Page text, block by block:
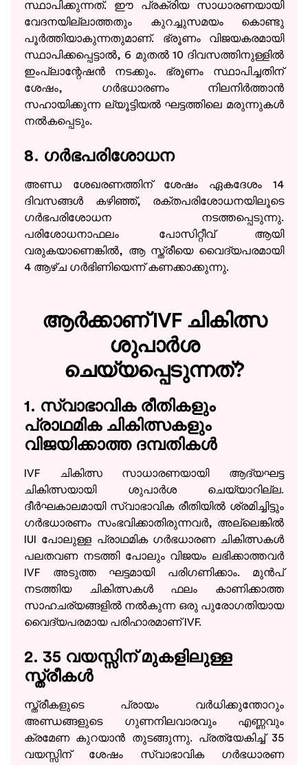
സ്ഥാപിക്കുന്നത്. ഈ പ്രക്രിയ സാധാരണയായി
വേദനയില്ലാത്തതും കുറച്ചുസമയം കൊണ്ടു
പൂർത്തിയാകുന്നതുമാണ്. ഭ്രൂണം വിജയകരമായി
സ്ഥാപിക്കപ്പെട്ടാൽ, 6 മുതൽ 10 ദിവസത്തിനുള്ളിൽ
ഇംപ്ലാന്റേഷൻ നടക്കും. ഭ്രൂണം സ്ഥാപിച്ചതിന്
ശേഷം, ഗർഭധാരണം നിലനിർത്താൻ
സഹായിക്കുന്ന ല്യൂട്ടിയൽ ഘട്ടത്തിലെ മരുന്നുകൾ
നൽകപ്പെടും.
8. ഗർഭപരിശോധന
അണ്ഡ ശേഖരണത്തിന് ശേഷം ഏകദേശം 14
ദിവസങ്ങൾ കഴിഞ്ഞ്, രക്തപരിശോധനയിലൂടെ
ഗർഭപരിശോധന നടത്തപ്പെടുന്നു.
പരിശോധനാഫലം പോസിറ്റീവ് ആയി
വരുകയാണെങ്കിൽ, ആ സ്ത്രീയെ വൈദ്യപരമായി
4 ആഴ്ച ഗർഭിണിയെന്ന് കണക്കാക്കുന്നു.
ആർക്കാണ് IVF ചികിത്സ
ശുപാർശ
ചെയ്യപ്പെടുന്നത്?
1. സ്വാഭാവിക രീതികളും
പ്രാഥമിക ചികിത്സകളും
വിജയിക്കാത്ത ദമ്പതികൾ
IVF ചികിത്സ സാധാരണയായി ആദ്യഘട്ട
ചികിത്സയായി ശുപാർശ ചെയ്യാറില്ല.
ദീർഘകാലമായി സ്വാഭാവിക രീതിയിൽ ശ്രമിച്ചിട്ടും
ഗർഭധാരണം സംഭവിക്കാതിരുന്നവർ, അല്ലെങ്കിൽ
IUI പോലുള്ള പ്രാഥമിക ഗർഭധാരണ ചികിത്സകൾ
പലതവണ നടത്തി പോലും വിജയം ലഭിക്കാത്തവർ
IVF അടുത്ത ഘട്ടമായി പരിഗണിക്കാം. മുൻപ്
നടത്തിയ ചികിത്സകൾ ഫലം കാണിക്കാത്ത
സാഹചര്യങ്ങളിൽ നൽകുന്ന ഒരു പുരോഗതിയായ
വൈദ്യപരമായ പരിഹാരമാണ് IVF.
2. 35 വയസ്സിന് മുകളിലുള്ള
സ്ത്രീകൾ
സ്ത്രീകളുടെ പ്രായം വർധിക്കുന്തോറും
അണ്ഡങ്ങളുടെ ഗുണനിലവാരവും എണ്ണവും
ക്രമേണ കുറയാൻ തുടങ്ങുന്നു. പ്രത്യേകിച്ച് 35
വയസ്സിന് ശേഷം സ്വാഭാവിക ഗർഭധാരണ
Book Appointment
By clicking "Book Appointment", you agree to our Privacy Policyand
Get Zero Interest EMI Options*
No need to worry, your data is 100% Safe with us!